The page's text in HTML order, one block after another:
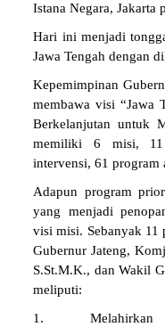
Istana Negara, Jakarta
Hari ini menjadi
Jawa Tengah dengan
Kepemimpinan
membawa visi “Jawa
Berkelanjutan untuk
memiliki 6 misi, 11
intervensi, 61 program
Adapun program
yang menjadi
visi misi. Sebanyak 11
Gubernur Jateng,
S.St.M.K., dan Wakil
meliputi:
1. Melahirkan